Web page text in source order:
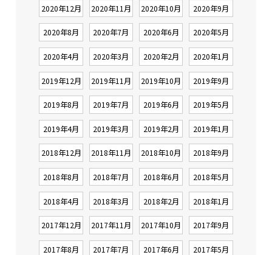
2020年12月 2020年11月 2020年10月 2020年9月
2020年8月 2020年7月 2020年6月 2020年5月
2020年4月 2020年3月 2020年2月 2020年1月
2019年12月 2019年11月 2019年10月 2019年9月
2019年8月 2019年7月 2019年6月 2019年5月
2019年4月 2019年3月 2019年2月 2019年1月
2018年12月 2018年11月 2018年10月 2018年9月
2018年8月 2018年7月 2018年6月 2018年5月
2018年4月 2018年3月 2018年2月 2018年1月
2017年12月 2017年11月 2017年10月 2017年9月
2017年8月 2017年7月 2017年6月 2017年5月